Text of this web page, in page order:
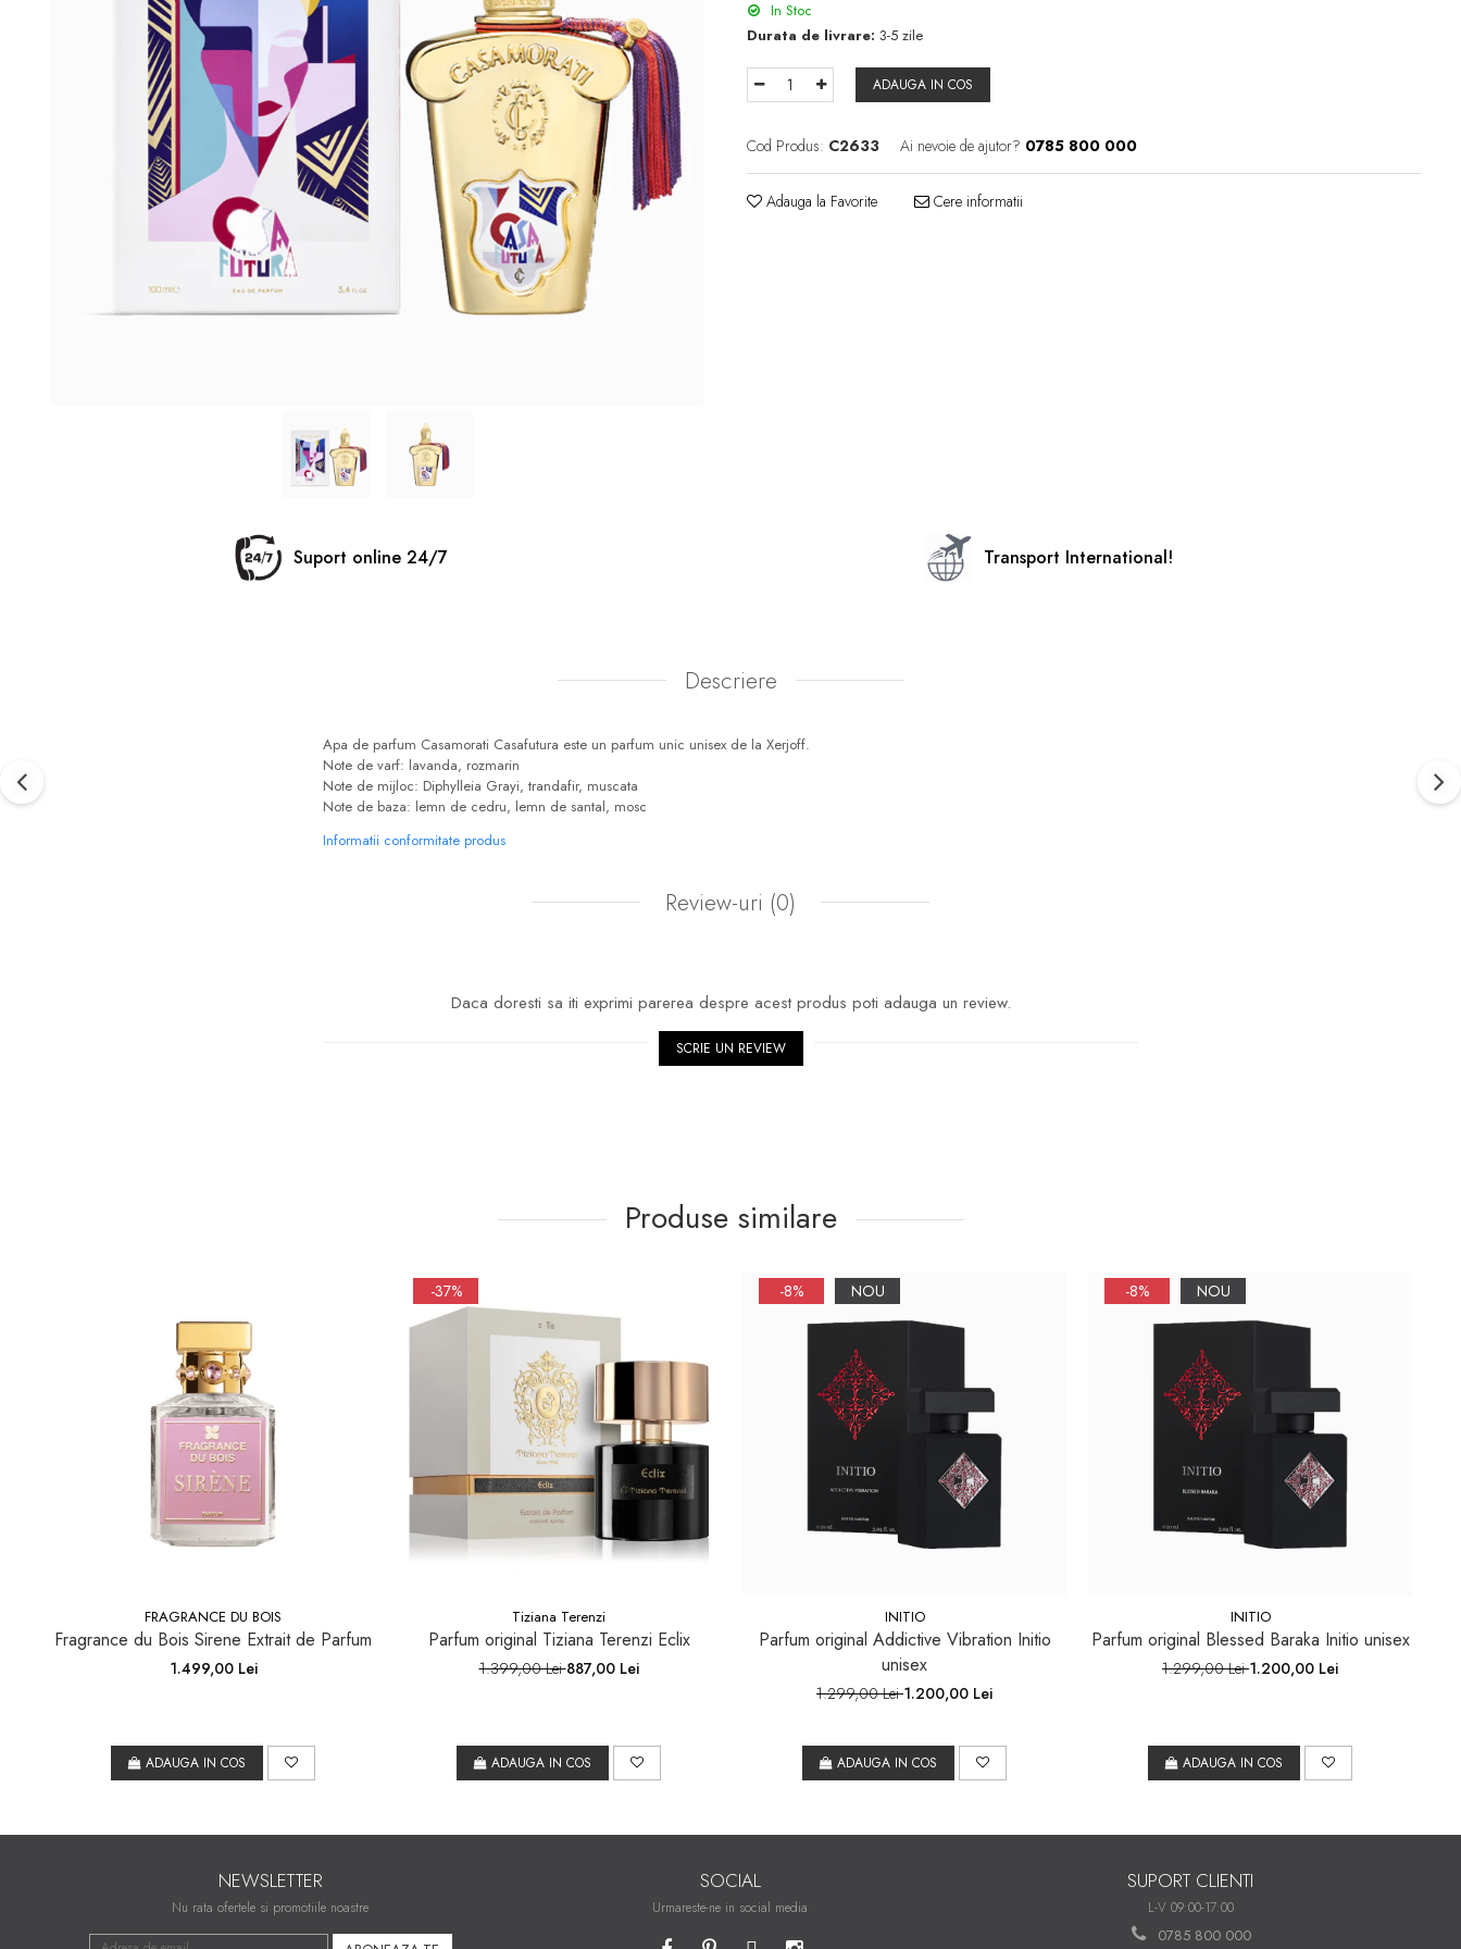
In Stoc
Durata de livrare: 3-5 zile
ADAUGA IN COS
Cod Produs: C2633 Ai nevoie de ajutor? 0785 800 000
Adauga la Favorite Cere informatii
Suport online 24/7 Transport International!
Descriere
Apa de parfum Casamorati Casafutura este un parfum unic unisex de la Xerjoff.
Note de varf: lavanda, rozmarin
Note de mijloc: Diphylleia Grayi, trandafir, muscata
Note de baza: lemn de cedru, lemn de santal, mosc
Informatii conformitate produs
Review-uri (0)
Daca doresti sa iti exprimi parerea despre acest produs poti adauga un review.
SCRIE UN REVIEW
Produse similare
FRAGRANCE DU BOIS
Fragrance du Bois Sirene Extrait de Parfum
1.499,00 Lei
ADAUGA IN COS
-37%
Tiziana Terenzi
Parfum original Tiziana Terenzi Eclix
1.399,00 Lei887,00 Lei
ADAUGA IN COS
-8% NOU
INITIO
Parfum original Addictive Vibration Initio
unisex
1.299,00 Lei1.200,00 Lei
ADAUGA IN COS
-8% NOU
INITIO
Parfum original Blessed Baraka Initio unisex
1.299,00 Lei1.200,00 Lei
ADAUGA IN COS
NEWSLETTER
Nu rata ofertele si promotiile noastre
SOCIAL
Urmareste-ne in social media
SUPORT CLIENTI
L-V 09:00-17:00
0785 800 000